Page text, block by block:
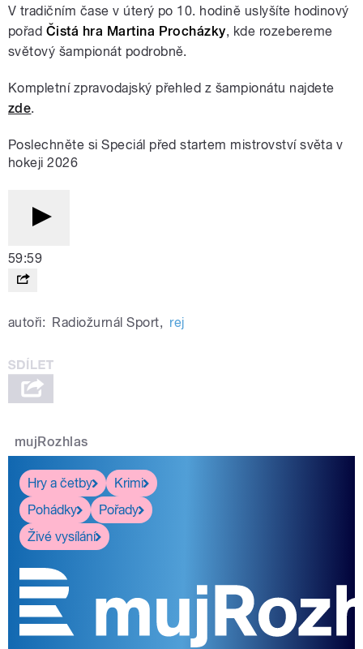
V tradičním čase v úterý po 10. hodině uslyšíte hodinový
pořad Čistá hra Martina Procházky, kde rozebereme
světový šampionát podrobně.
Kompletní zpravodajský přehled z šampionátu najdete
zde.
Poslechněte si Speciál před startem mistrovství světa v
hokeji 2026
59:59
autoři: Radiožurnál Sport, rej
mujRozhlas
Hry a četby
Krimi
Pohádky
Pořady
Živé vysílání